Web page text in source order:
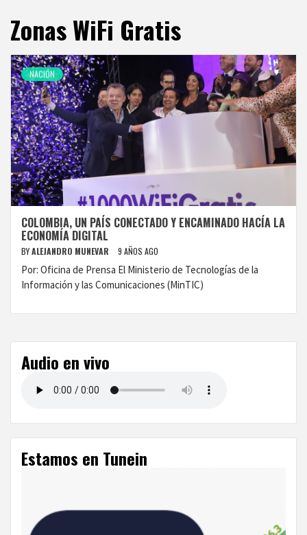
Zonas WiFi Gratis
NACIÓN
COLOMBIA, UN PAÍS CONECTADO Y ENCAMINADO HACÍA LA
ECONOMÍA DIGITAL
BYALEJANDRO MUNEVAR 9 AÑOS AGO
Por: Oficina de Prensa El Ministerio de Tecnologías de la
Información y las Comunicaciones (MinTIC)
Audio en vivo
Estamos en Tunein